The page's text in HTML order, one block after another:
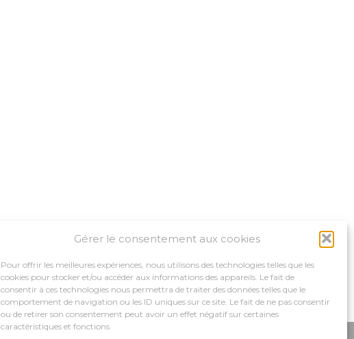
Gérer le consentement aux cookies
Pour offrir les meilleures expériences, nous utilisons des technologies telles que les
cookies pour stocker et/ou accéder aux informations des appareils. Le fait de
consentir à ces technologies nous permettra de traiter des données telles que le
comportement de navigation ou les ID uniques sur ce site. Le fait de ne pas consentir
ou de retirer son consentement peut avoir un effet négatif sur certaines
caractéristiques et fonctions.